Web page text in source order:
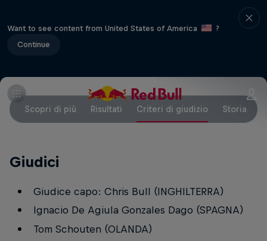
Want to see content from United States of America
?
Continue
Scopri di più Risultati Criteri di giudizio Storia
Giudici
Giudice capo: Chris Bull (INGHILTERRA)
Ignacio De Agiula Gonzales Dago (SPAGNA)
Tom Schouten (OLANDA)